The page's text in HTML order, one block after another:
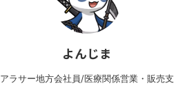
よんじま
アラサー地方会社員/医療関係営業・販売支